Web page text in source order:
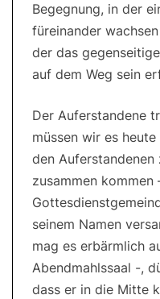
Begegnung, in der
füreinander
der das
auf dem Weg sein
Der Auferstandene
müssen wir es
den Auferstandenen
zusammen kommen
seinem Namen
mag es erbärmlich
Abendmahlssaal -,
dass er in die Mitte